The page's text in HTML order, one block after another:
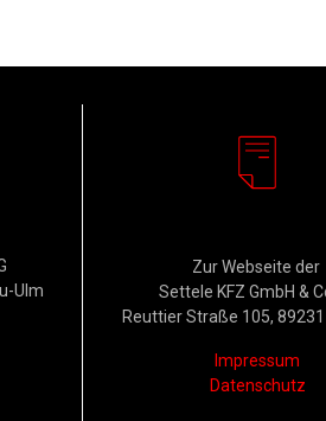
Ulm
Zur Webseite der
Settele KFZ GmbH &
Reuttier Straße 105,
Impressum
Datenschutz